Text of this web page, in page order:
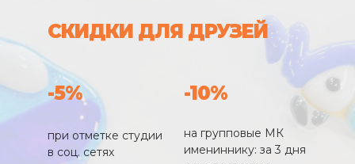
-10%
на групповые МК
имениннику: за 3 дня
при отметке студии
в соц. сетях
-5%
СКИДКИ ДЛЯ ДРУЗЕЙ